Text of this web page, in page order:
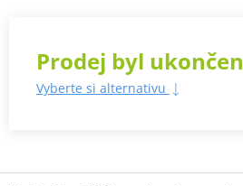
Prodej byl ukončen
Vyberte si alternativu